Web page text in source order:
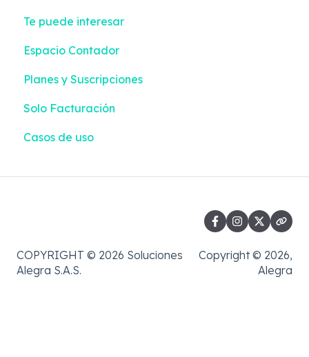
Sector Salud
Información Exógena
Casos de uso
Contabilización | Liquidación + Emisión
Pagos | Liquidación + Emisión
Reportes | Liquidación + Emisión
Integraciones
Te puede interesar
Espacio Contador
Planes y Suscripciones
Solo Facturación
Casos de uso
COPYRIGHT © 2026 Soluciones
Alegra S.A.S.
Copyright © 2026,
Alegra